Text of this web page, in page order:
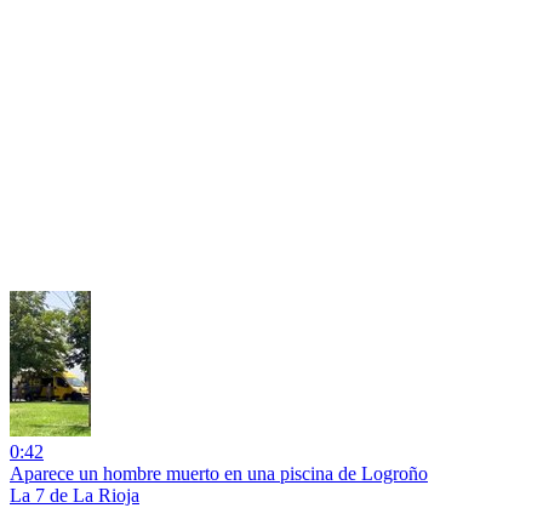
0:42
Aparece un hombre muerto en una piscina de Logroño
La 7 de La Rioja